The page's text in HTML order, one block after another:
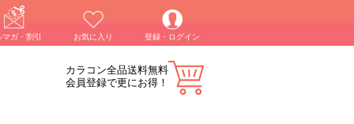
マガ・割引 お気に入り 登録・ログイン
カラコン全品送料無料
会員登録で更にお得！